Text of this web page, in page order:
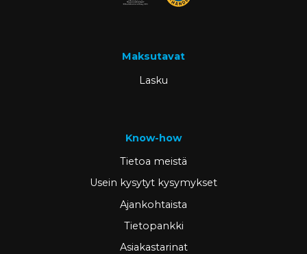
Maksutavat
Lasku
Know-how
Tietoa meistä
Usein kysytyt kysymykset
Ajankohtaista
Tietopankki
Asiakastarinat